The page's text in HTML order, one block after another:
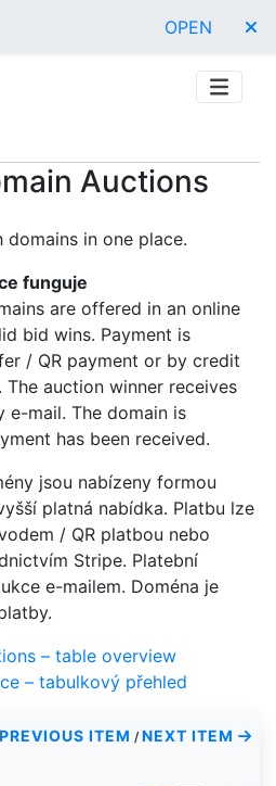
OPEN
Auctions
domains in one place.
funguje
are offered in an online
bid wins. Payment is
/ QR payment or by credit
auction winner receives
e-mail. The domain is
has been received.
jsou nabízeny formou
platná nabídka. Platbu lze
/ QR platbou nebo
Stripe. Platební
e-mailem. Doména je
– table overview
– tabulkový přehled
ITEM / NEXT ITEM